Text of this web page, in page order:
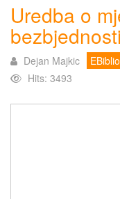
Uredba o
bezbjednosti
Dejan Majkic
Hits: 3493